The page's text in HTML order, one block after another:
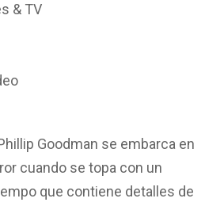
& TV
Goodman se embarca en
cuando se topa con un
que contiene detalles de